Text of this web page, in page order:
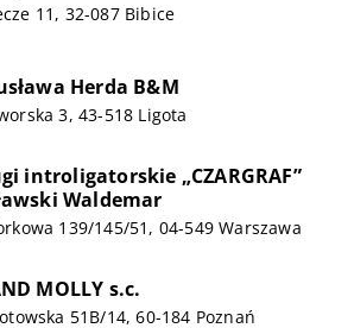
11, 32-087 Bibice
Herda B&M
3, 43-518 Ligota
introligatorskie „CZARGRAF”
Waldemar
139/145/51, 04-549 Warszawa
MOLLY s.c.
51B/14, 60-184 Poznań